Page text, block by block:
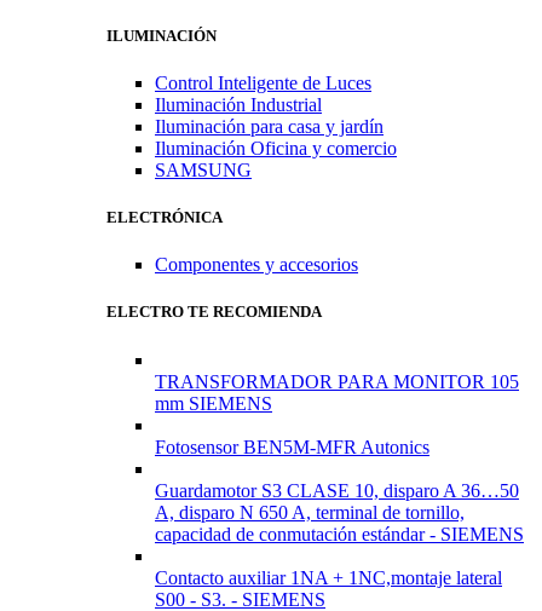
ILUMINACIÓN
Control Inteligente de Luces
Iluminación Industrial
Iluminación para casa y jardín
Iluminación Oficina y comercio
SAMSUNG
ELECTRÓNICA
Componentes y accesorios
ELECTRO TE RECOMIENDA
TRANSFORMADOR PARA MONITOR 105
mm SIEMENS
Fotosensor BEN5M-MFR Autonics
Guardamotor S3 CLASE 10, disparo A 36…50
A, disparo N 650 A, terminal de tornillo,
capacidad de conmutación estándar - SIEMENS
Contacto auxiliar 1NA + 1NC,montaje lateral
S00 - S3. - SIEMENS